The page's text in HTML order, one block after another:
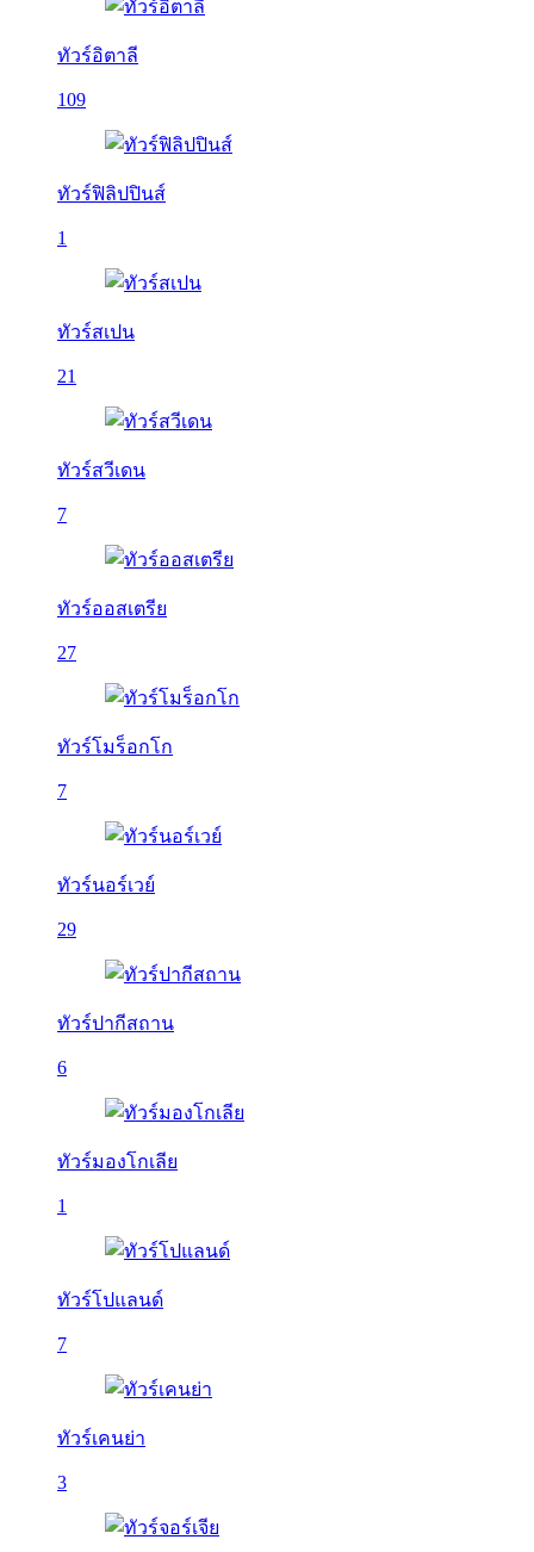
ทัวร์อิตาลี
109
ทัวร์ฟิลิปปินส์
1
ทัวร์สเปน
21
ทัวร์สวีเดน
7
ทัวร์ออสเตรีย
27
ทัวร์โมร็อกโก
7
ทัวร์นอร์เวย์
29
ทัวร์ปากีสถาน
6
ทัวร์มองโกเลีย
1
ทัวร์โปแลนด์
7
ทัวร์เคนย่า
3